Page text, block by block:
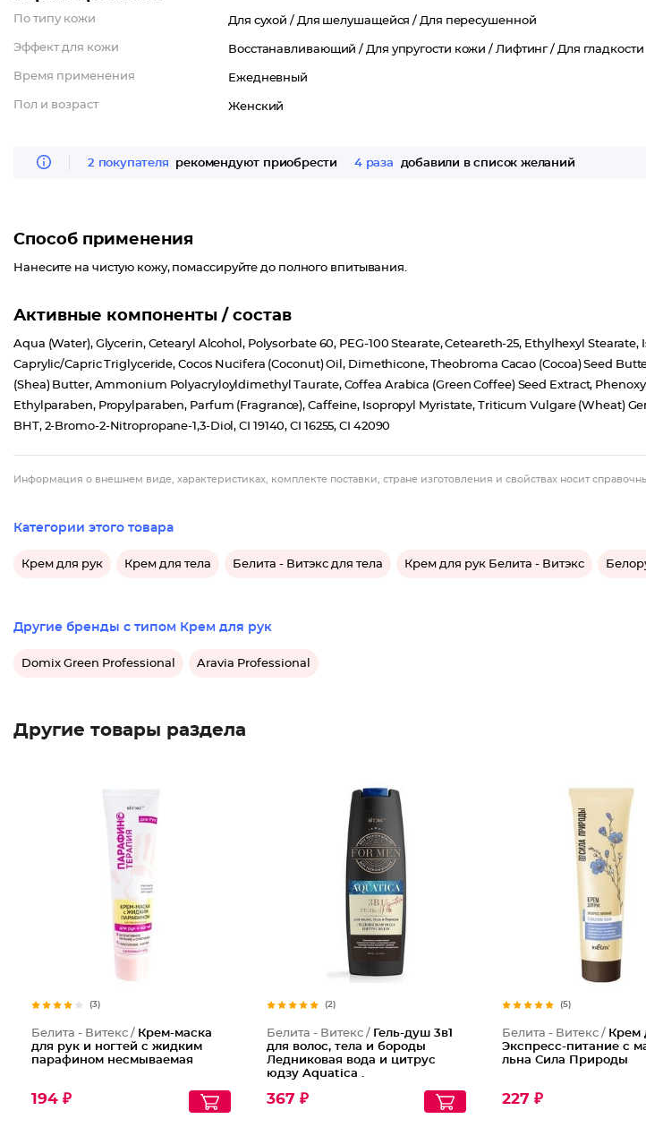
По типу кожи Для сухой / Для шелушащейся /Для пересушенной
Эффект для кожи Восстанавливающий / Для упругости кожи / Лифтинг / Для гладкости
Время применения Ежедневный
Пол и возраст Женский
2 покупателя рекомендуют приобрести 4 раза добавили в список желаний
Способ применения
Нанесите на чистую кожу, помассируйте до полного впитывания.
Активные компоненты / состав
Aqua (Water), Glycerin, Cetearyl Alcohol, Polysorbate 60, PEG-100 Stearate, Ceteareth-25, Ethylhexyl
Caprylic/Capric Triglyceride, Cocos Nucifera (Coconut) Oil, Dimethicone, Theobroma Cacao (Cocoa) Seed
(Shea) Butter, Ammonium Polyacryloyldimethyl Taurate, Coffea Arabica (Green Coffee) Seed Extract,
Ethylparaben, Propylparaben, Parfum (Fragrance), Caffeine, Isopropyl Myristate, Triticum Vulgare (Wheat)
BHT, 2-Bromo-2-Nitropropane-1,3-Diol, CI 19140, CI 16255, CI 42090
Информация о внешнем виде, характеристиках, комплекте поставки, стране изготовления и свойствах носит
Категории этого товара
Крем для рук Крем для тела Белита - Витэкс для тела Крем для рук Белита - Витэкс
Другие бренды с типом Крем для рук
Domix Green Professional Aravia Professional
Другие товары раздела
(3)
Белита - Витекс / Крем-маска
для рук и ногтей с жидким
парафином несмываемая
194 ₽
(2)
Белита - Витекс / Гель-душ 3в1
для волос, тела и бороды
Ледниковая вода и цитрус
юдзу Aquatica .
367 ₽
(5)
Белита - Витекс / Крем
Экспресс-питание с
льна Сила Природы
227 ₽